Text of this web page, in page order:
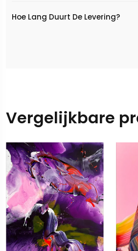
Hoe Lang Duurt De Levering?
Vergelijkbare